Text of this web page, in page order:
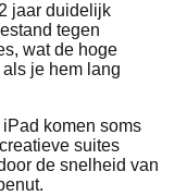
jaar duidelijk
tegen
wat de hoge
je hem lang
komen soms
suites
de snelheid van